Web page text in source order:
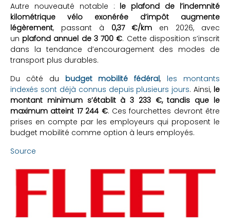
Autre nouveauté notable : le plafond de l’indemnité
kilométrique vélo exonérée d’impôt augmente
légèrement, passant à 0,37 €/km en 2026, avec
un plafond annuel de 3 700 €. Cette disposition s’inscrit
dans la tendance d’encouragement des modes de
transport plus durables.
Du côté du budget mobilité fédéral, les montants
indexés sont déjà connus depuis plusieurs jours. Ainsi, le
montant minimum s’établit à 3 233 €, tandis que le
maximum atteint 17 244 €. Ces fourchettes devront être
prises en compte par les employeurs qui proposent le
budget mobilité comme option à leurs employés.
Source